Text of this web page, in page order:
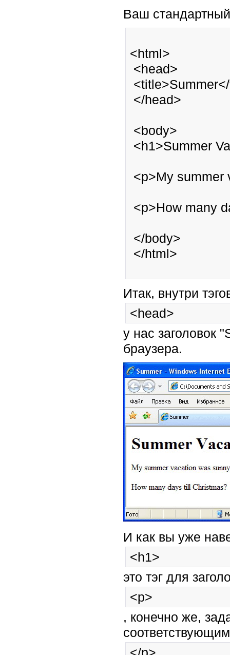
Ваш
<html>
Итак, внутри
<head>
у нас заголовок
браузера.
И как вы уже
<h1>
это тэг для
<p>
, конечно же,